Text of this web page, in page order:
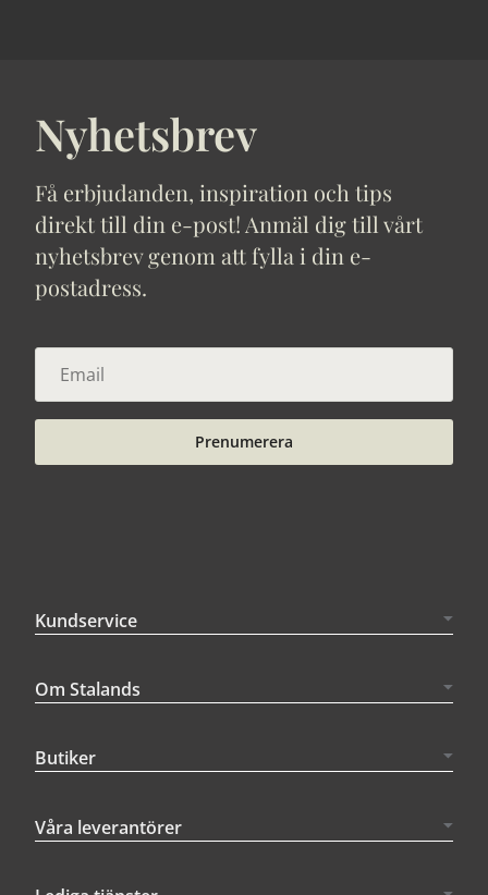
Nyhetsbrev
Få erbjudanden, inspiration och tips
direkt till din e-post! Anmäl dig till vårt
nyhetsbrev genom att fylla i din e-
postadress.
Prenumerera
Kundservice
Om Stalands
Butiker
Våra leverantörer